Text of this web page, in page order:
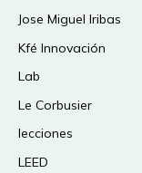
Jose Miguel Iribas
Kfé Innovación
Lab
Le Corbusier
lecciones
LEED